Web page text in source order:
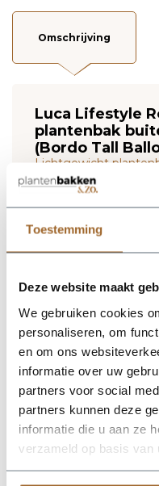
Toestemming
Deze website maakt
We gebruiken cookies
personaliseren, om
en om ons
informatie over uw
partners voor social
partners kunnen deze
informatie die u aan ze
verzameld op basis van
Omschrijving
Luca Lifestyle
plantenbak
(Bordo Tall
Lichtgewicht
proof!
zijn, nemen we
De Bordo Tall Balloon 55 -
Dankzij de hoge bolvorm
herkenbaar silhouet dat
als natuurlijke interieurs.
rustige, stijlvolle basis en
komen. Het buitenformaat
voldoende aanwezigheid
verliezen. Praktische
liter. De afwerking in
maakt deze plantenbak
kantoor, op het terras of
maten of kleuren uit
harmonieus geheel.